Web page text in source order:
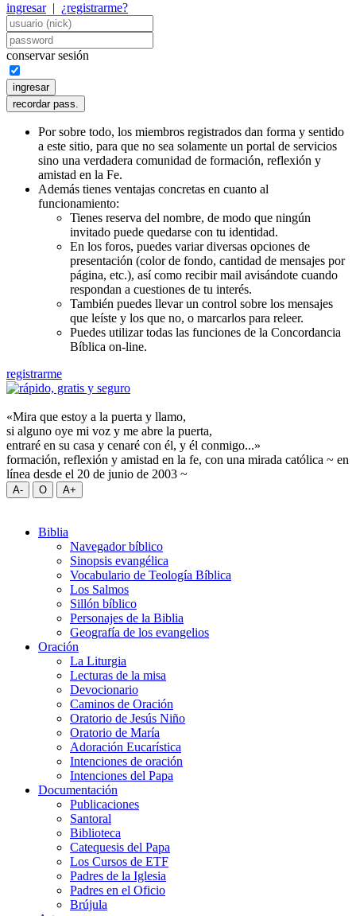
ingresar| ¿registrarme?
conservar sesión
Por sobre todo, los miembros registrados dan forma y sentido
a este sitio, para que no sea solamente un portal de servicios
sino una verdadera comunidad de formación, reflexión y
amistad en la Fe.
Además tienes ventajas concretas en cuanto al
funcionamiento:
Tienes reserva del nombre, de modo que ningún
invitado puede quedarse con tu identidad.
En los foros, puedes variar diversas opciones de
presentación (color de fondo, cantidad de mensajes por
página, etc.), así como recibir mail avisándote cuando
respondan a cuestiones de tu interés.
También puedes llevar un control sobre los mensajes
que leíste y los que no, o marcarlos para releer.
Puedes utilizar todas las funciones de la Concordancia
Bíblica on-line.
registrarme
«Mira que estoy a la puerta y llamo,
si alguno oye mi voz y me abre la puerta,
entraré en su casa y cenaré con él, y él conmigo...»
formación, reflexión y amistad en la fe, con una mirada católica ~ en
línea desde el 20 de junio de 2003 ~
Biblia
Navegador bíblico
Sinopsis evangélica
Vocabulario de Teología Bíblica
Los Salmos
Sillón bíblico
Personajes de la Biblia
Geografía de los evangelios
Oración
La Liturgia
Lecturas de la misa
Devocionario
Caminos de Oración
Oratorio de Jesús Niño
Oratorio de María
Adoración Eucarística
Intenciones de oración
Intenciones del Papa
Documentación
Publicaciones
Santoral
Biblioteca
Catequesis del Papa
Los Cursos de ETF
Padres de la Iglesia
Padres en el Oficio
Brújula